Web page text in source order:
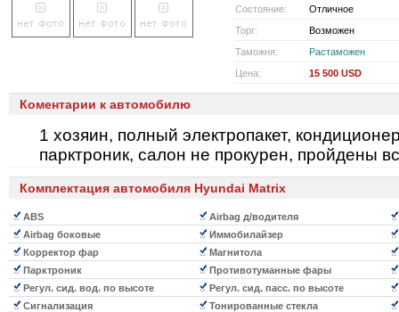
Состояние:
Отличное
Торг:
Возможен
Таможня:
Растаможен
Цена:
15 500 USD
Коментарии к автомобилю
1 хозяин, полный электропакет,
парктроник, салон не прокурен, пройдены
Комплектация автомобиля Hyundai Matrix
ABS Airbag д/водителя
Airbag боковые
Иммобилайзер
Корректор фар
Магнитола
Парктроник
Противотуманные фары
Регул. сид. вод. по высоте
Регул. сид. пасс. по высоте
Сигнализация
Тонированные стекла